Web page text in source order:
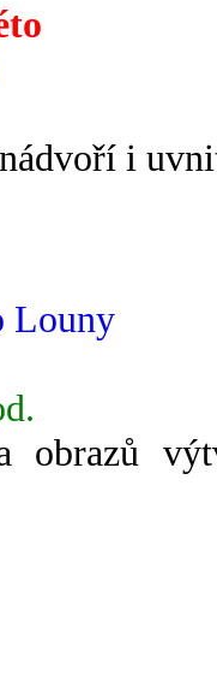
i
Louny
obrazů